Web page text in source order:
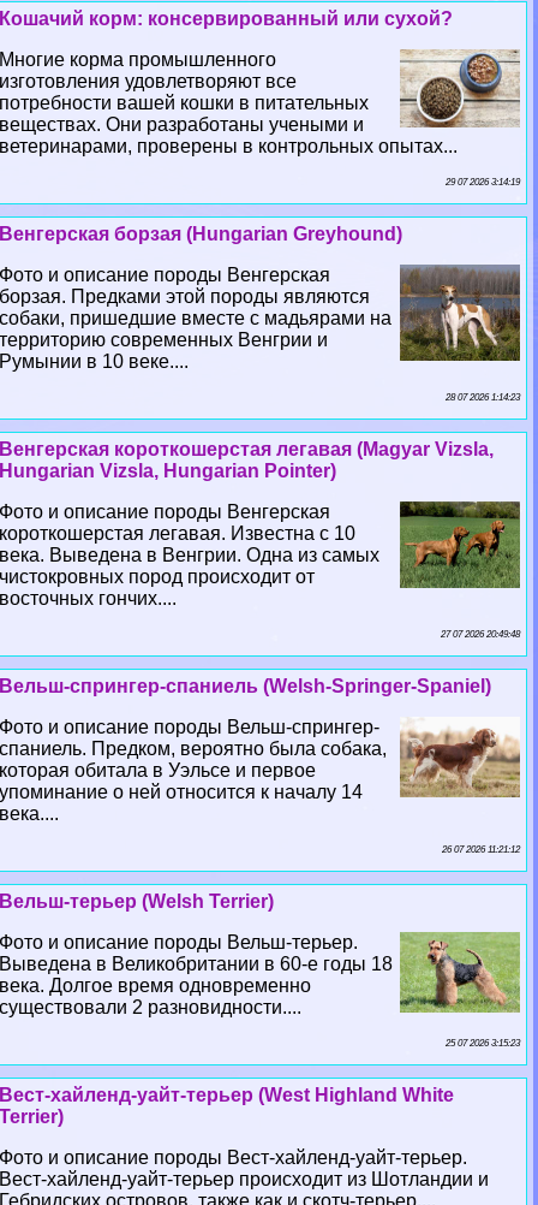
Кошачий корм: консервированный или сухой?
Многие корма промышленного
изготовления удовлетворяют все
потребности вашей кошки в питательных
веществах. Они разработаны учеными и
ветеринарами, проверены в контрольных опытах...
29 07 2026 3:14:19
Венгерская борзая (Hungarian Greyhound)
Фото и описание породы Венгерская
борзая. Предками этой породы являются
собаки, пришедшие вместе с мадьярами на
территорию современных Венгрии и
Румынии в 10 веке....
28 07 2026 1:14:23
Венгерская короткошерстая легавая (Magyar Vizsla,
Hungarian Vizsla, Hungarian Pointer)
Фото и описание породы Венгерская
короткошерстая легавая. Известна с 10
века. Выведена в Венгрии. Одна из самых
чистокровных пород происходит от
восточных гончих....
27 07 2026 20:49:48
Вельш-спрингер-спаниель (Welsh-Springer-Spaniel)
Фото и описание породы Вельш-спрингер-
спаниель. Предком, вероятно была собака,
которая обитала в Уэльсе и первое
упоминание о ней относится к началу 14
века....
26 07 2026 11:21:12
Вельш-терьер (Welsh Terrier)
Фото и описание породы Вельш-терьер.
Выведена в Великобритании в 60-е годы 18
века. Долгое время одновременно
существовали 2 разновидности....
25 07 2026 3:15:23
Вест-хайленд-уайт-терьер (West Highland White
Terrier)
Фото и описание породы Вест-хайленд-уайт-терьер.
Вест-хайленд-уайт-терьер происходит из Шотландии и
Гебридских островов, также как и скотч-терьер....